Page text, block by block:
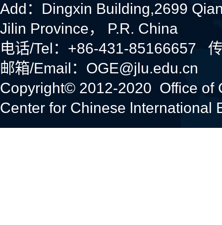
Add：Dingxin Building,2699
Jilin Province， P.R. China
电话/Tel：+86-431-85166657
邮箱/Email：OGE@jlu.edu.cn
Copyright© 2012-2020 Office of
Center for Chinese lnternational